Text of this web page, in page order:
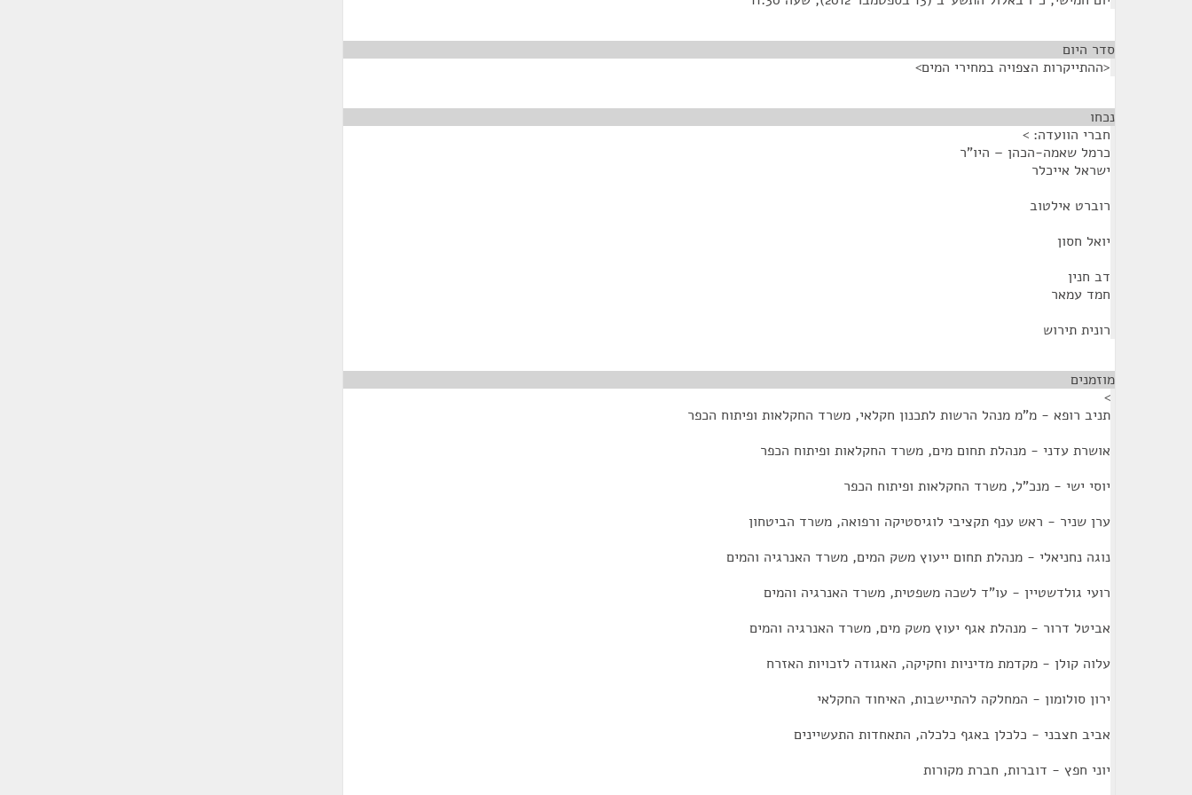
סדר היום
<ההתייקרות הצפויה במחירי המים>
נכחו
חברי הוועדה: >
כרמל שאמה-הכהן – היו"ר
ישראל אייכלר
רוברט אילטוב
יואל חסון
דב חנין
חמד עמאר
רונית תירוש
מוזמנים
>
תניב רופא - מ"מ מנהל הרשות לתכנון חקלאי, משרד החקלאות ופיתוח הכפר
אושרת עדני - מנהלת תחום מים, משרד החקלאות ופיתוח הכפר
יוסי ישי - מנכ"ל, משרד החקלאות ופיתוח הכפר
ערן שניר - ראש ענף תקציבי לוגיסטיקה ורפואה, משרד הביטחון
נוגה נחניאלי - מנהלת תחום ייעוץ משק המים, משרד האנרגיה והמים
רועי גולדשטיין - עו"ד לשכה משפטית, משרד האנרגיה והמים
אביטל דרור - מנהלת אגף יעוץ משק מים, משרד האנרגיה והמים
עלוה קולן - מקדמת מדיניות וחקיקה, האגודה לזכויות האזרח
ירון סולומון - המחלקה להתיישבות, האיחוד החקלאי
אביב חצבני - כלכלן באגף כלכלה, התאחדות התעשיינים
יוני חפץ - דוברות, חברת מקורות